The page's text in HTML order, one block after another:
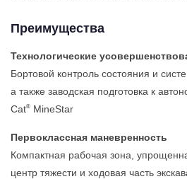
Преимущества
Технологические
Бортовой контроль состояния и
а также заводская подготовка к
Cat® MineStar
Первоклассная маневренность
Компактная рабочая зона,
центр тяжести и ходовая часть